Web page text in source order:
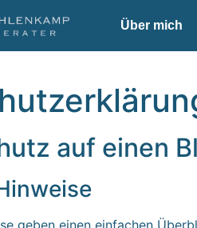
Über mich
auf einen
geben einen einfachen